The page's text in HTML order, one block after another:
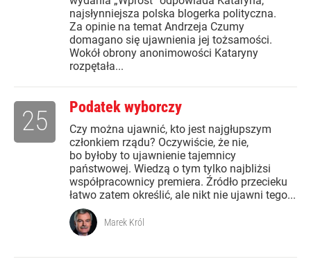
najsłynniejsza polska blogerka polityczna.
Za opinie na temat Andrzeja Czumy
domagano się ujawnienia jej tożsamości.
Wokół obrony anonimowości Kataryny
rozpętała...
Podatek wyborczy
Czy można ujawnić, kto jest najgłupszym
członkiem rządu? Oczywiście, że nie,
bo byłoby to ujawnienie tajemnicy
państwowej. Wiedzą o tym tylko najbliżsi
współpracownicy premiera. Źródło przecieku
łatwo zatem określić, ale nikt nie ujawni tego...
25
Marek Król